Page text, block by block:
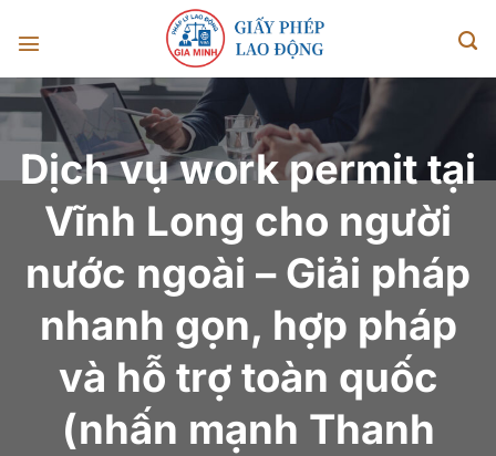
đến
nội
dung
Dịch vụ work permit tại
Vĩnh Long cho người
nước ngoài – Giải pháp
nhanh gọn, hợp pháp
và hỗ trợ toàn quốc
(nhấn mạnh Thanh